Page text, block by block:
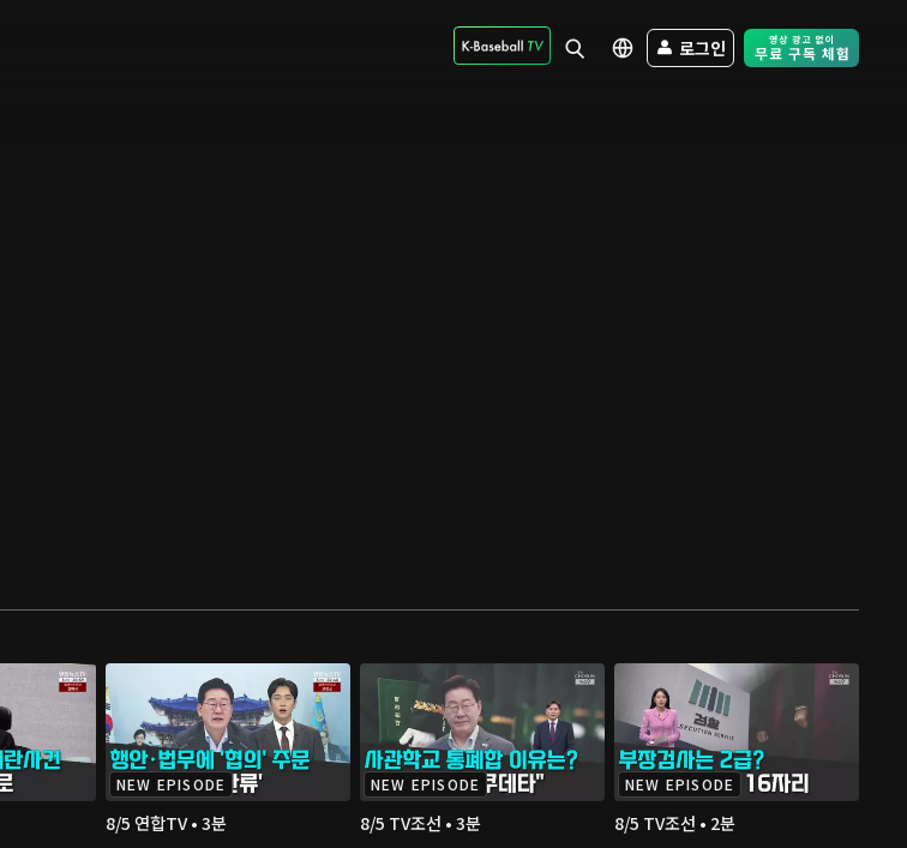
로그인 Free Trial -
NEW EPISODE
8/5 연합TV • 3분
NEW EPISODE
8/5 TV조선 • 3분
NEW EPISODE
8/5 TV조선 • 2분